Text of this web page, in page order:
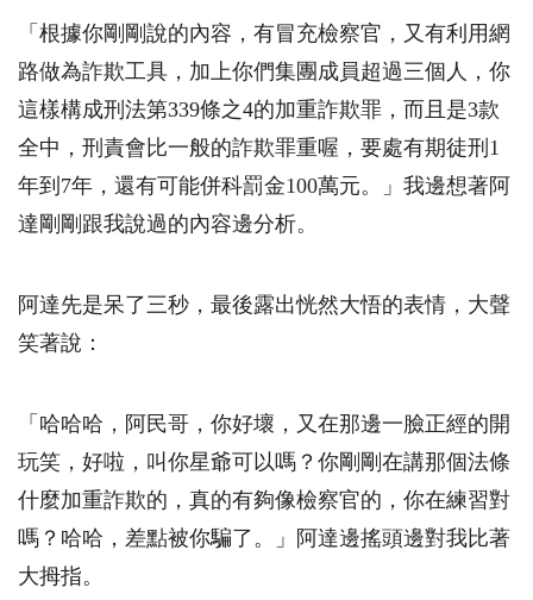
「根據你剛剛說的內容，有冒充檢察官，又有利用網
路做為詐欺工具，加上你們集團成員超過三個人，你
這樣構成刑法第339條之4的加重詐欺罪，而且是3款
全中，刑責會比一般的詐欺罪重喔，要處有期徒刑 1
年到 7年，還有可能併科罰金100萬元。」我邊想著阿
達剛剛跟我說過的內容邊分析。
阿達先是呆了三秒，最後露出恍然大悟的表情，大聲
笑著說：
「哈哈哈，阿民哥，你好壞，又在那邊一臉正經的開
玩笑，好啦，叫你星爺可以嗎？你剛剛在講那個法條
什麼加重詐欺的，真的有夠像檢察官的，你在練習對
嗎？哈哈，差點被你騙了。」阿達邊搖頭邊對我比著
大拇指。